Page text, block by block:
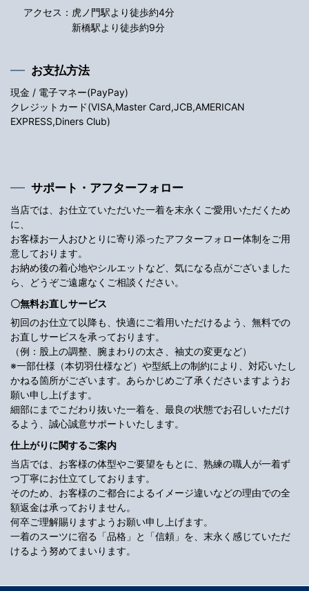
アクセス： 虎ノ門駅より徒歩約4分
新橋駅より徒歩約9分
お支払方法
現金 / 電子マネー(PayPay)
クレジットカード(VISA,Master Card,JCB,AMERICAN
EXPRESS,Diners Club)
サポート・アフターフォロー
当店では、お仕立ていただいた一着を末永くご愛用いただくため
に、
お客様お一人おひとりに寄り添ったアフターフォロー体制をご用
意しております。
お納め後の着心地やシルエットなど、気になる点がございました
ら、どうぞご遠慮なくご相談ください。
〇無料お直しサービス
初回のお仕立て以降も、快適にご着用いただけるよう、無料での
お直しサービスを承っております。
（例：股上の調整、腕まわりの太さ、袖丈の変更など）
※一部仕様（本切羽仕様など）や型紙上の制約により、対応いたし
かねる箇所がございます。あらかじめご了承くださいますようお
願い申し上げます。
細部にまでこだわり抜いた一着を、最良の状態でお召しいただけ
るよう、誠心誠意サポートいたします。
仕上がりに関するご案内
当店では、お客様の体型やご要望をもとに、熟練の職人が一着ず
つ丁寧にお仕立てしております。
そのため、お客様のご都合によるイメージ違いなどの理由での全
額返金は承っておりません。
何卒ご理解賜りますようお願い申し上げます。
一着のスーツに宿る「品格」と「信頼」を、末永く感じていただ
けるよう努めてまいります。